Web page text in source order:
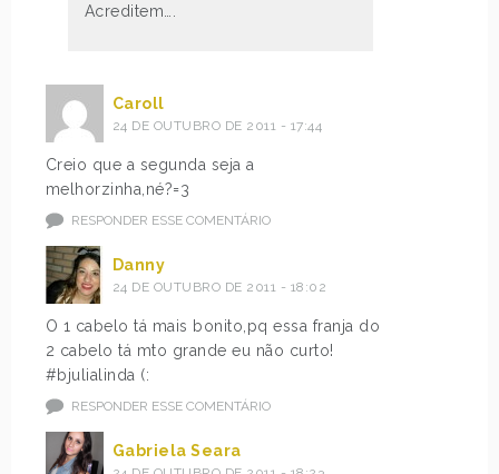
Acreditem….
Caroll
24 DE OUTUBRO DE 2011 - 17:44
Creio que a segunda seja a
melhorzinha,né?=3
RESPONDER ESSE COMENTÁRIO
Danny
24 DE OUTUBRO DE 2011 - 18:02
O 1 cabelo tá mais bonito,pq essa franja do
2 cabelo tá mto grande eu não curto!
#bjulialinda (:
RESPONDER ESSE COMENTÁRIO
Gabriela Seara